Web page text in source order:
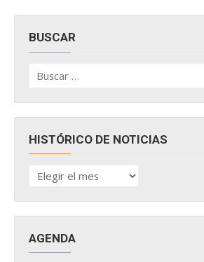
BUSCAR
por:
HISTÓRICO DE NOTICIAS
HISTÓRICO
DE
AGENDA